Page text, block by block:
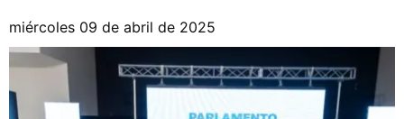
miércoles 09 de abril de 2025